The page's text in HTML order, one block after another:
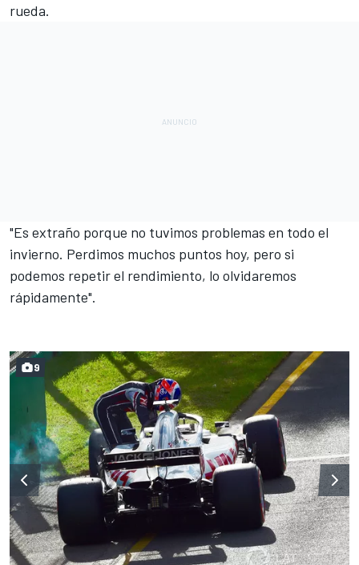
rueda.
"Es extraño porque no tuvimos problemas en todo el
invierno. Perdimos muchos puntos hoy, pero si
podemos repetir el rendimiento, lo olvidaremos
rápidamente".
9